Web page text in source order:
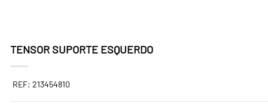
TENSOR SUPORTE ESQUERDO
REF: 213454810